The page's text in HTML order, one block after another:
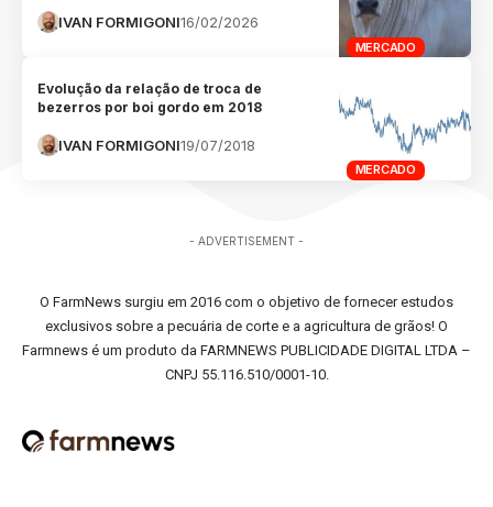
MERCADO
IVAN FORMIGONI16/02/2026
MERCADO
Evolução da relação de troca de
bezerros por boi gordo em 2018
IVAN FORMIGONI19/07/2018
- ADVERTISEMENT -
O FarmNews surgiu em 2016 com o objetivo de fornecer estudos
exclusivos sobre a pecuária de corte e a agricultura de grãos! O
Farmnews é um produto da FARMNEWS PUBLICIDADE DIGITAL LTDA –
CNPJ 55.116.510/0001-10.